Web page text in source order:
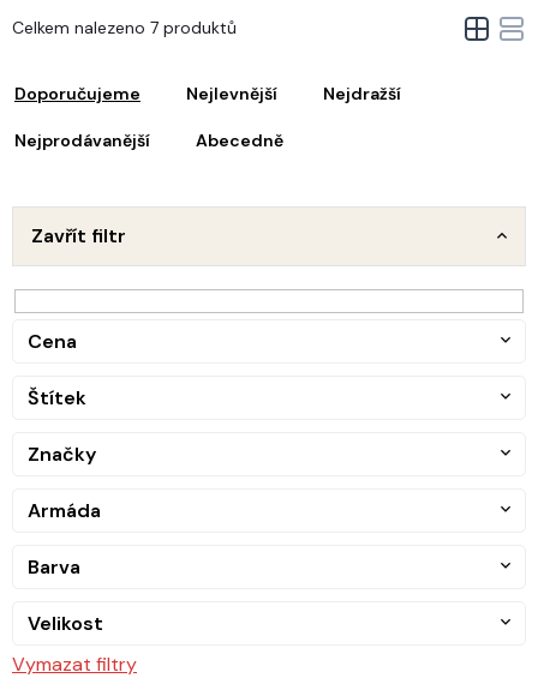
Doporučujeme Nejlevnější Nejdražší
Nejprodávanější Abecedně
Celkem nalezeno 7 produktů
Zavřít filtr
Značky
Armáda
Barva
Velikost
Vymazat filtry
Cena
Štítek
V
ý
i
p
o
t